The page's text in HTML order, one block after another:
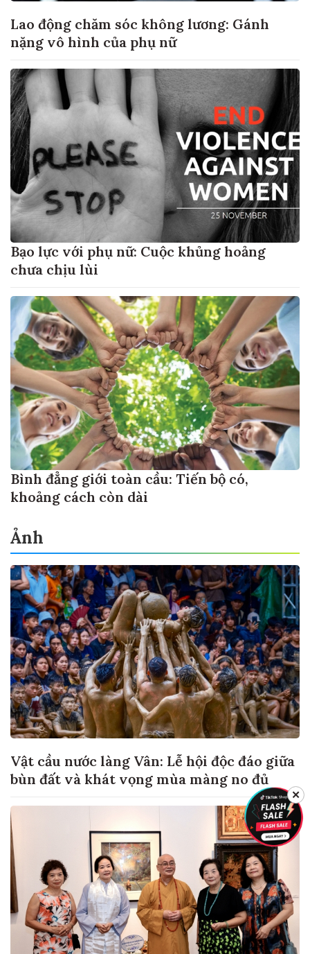
Lao động chăm sóc không lương: Gánh
nặng vô hình của phụ nữ
Bạo lực với phụ nữ: Cuộc khủng hoảng
chưa chịu lùi
Bình đẳng giới toàn cầu: Tiến bộ có,
khoảng cách còn dài
Ảnh
Vật cầu nước làng Vân: Lễ hội độc đáo giữa
bùn đất và khát vọng mùa màng no đủ
✕